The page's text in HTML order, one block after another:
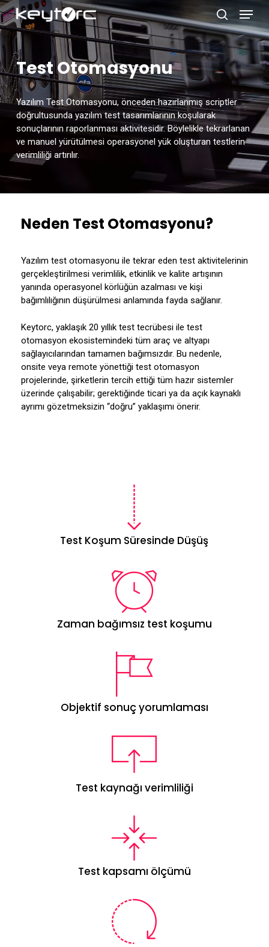
Skip
to
main
content
search
Menu
Test Otomasyonu
Yazılım Test Otomasyonu, önceden hazırlanmış scriptler
doğrultusunda yazılım test tasarımlarının koşularak
sonuçlarının raporlanması aktivitesidir. Böylelikle tekrarlanan
ve manuel yürütülmesi operasyonel yük oluşturan testlerin
verimliliği artırılır.
Neden Test Otomasyonu?
Yazılım test otomasyonu ile tekrar eden test aktivitelerinin
gerçekleştirilmesi verimlilik, etkinlik ve kalite artışının
yanında operasyonel körlüğün azalması ve kişi
bağımlılığının düşürülmesi anlamında fayda sağlanır.
Keytorc, yaklaşık 20 yıllık test tecrübesi ile test
otomasyon ekosistemindeki tüm araç ve altyapı
sağlayıcılarından tamamen bağımsızdır. Bu nedenle,
onsite veya remote yönettiği test otomasyon
projelerinde, şirketlerin tercih ettiği tüm hazır sistemler
üzerinde çalışabilir; gerektiğinde ticari ya da açık kaynaklı
ayrımı gözetmeksizin “doğru” yaklaşımı önerir.
Test Koşum Süresinde Düşüş
Zaman bağımsız test koşumu
Objektif sonuç yorumlaması
Test kaynağı verimliliği
Test kapsamı ölçümü
Close
Menu